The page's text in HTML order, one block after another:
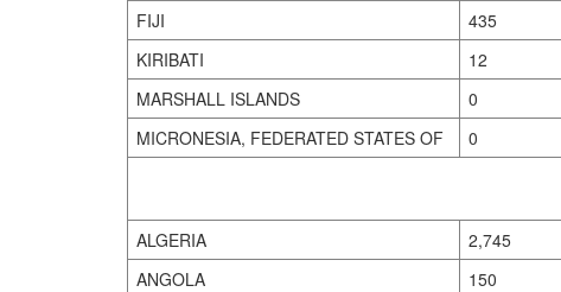
FIJI
435
KIRIBATI
12
MARSHALL ISLANDS
0
MICRONESIA, FEDERATED STATES OF
0
ALGERIA 2,745
ANGOLA
150